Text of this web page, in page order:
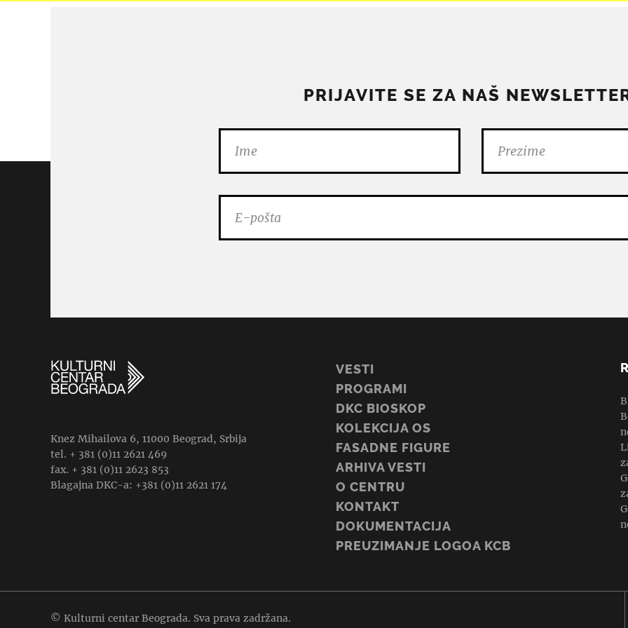
PRIJAVITE SE ZA NAŠ
Knez Mihailova 6, 11000 Beograd, Srbija
tel. + 381 (0)11 2621 469
fax. + 381 (0)11 2623 853
Blagajna DKC-a: +381 (0)11 2621 174
VESTI
PROGRAMI
DKC BIOSKOP
KOLEKCIJA OS
FASADNE FIGURE
ARHIVA VESTI
O CENTRU
KONTAKT
DOKUMENTACIJA
PREUZIMANJE LOGOA KCB
© Kulturni centar Beograda. Sva prava zadržana.